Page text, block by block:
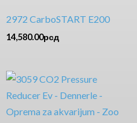
2972 CarboSTART E200
14,580.00рсд